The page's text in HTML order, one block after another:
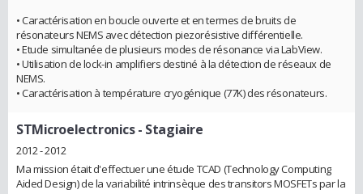
• Caractérisation en boucle ouverte et en termes de bruits de
résonateurs NEMS avec détection piezorésistive différentielle.
• Etude simultanée de plusieurs modes de résonance via LabView.
• Utilisation de lock-in amplifiers destiné à la détection de réseaux de
NEMS.
• Caractérisation à température cryogénique (77K) des résonateurs.
STMicroelectronics- Stagiaire
2012 - 2012
Ma mission était d'effectuer une étude TCAD (Technology Computing
Aided Design) de la variabilité intrinsèque des transitors MOSFETs par la